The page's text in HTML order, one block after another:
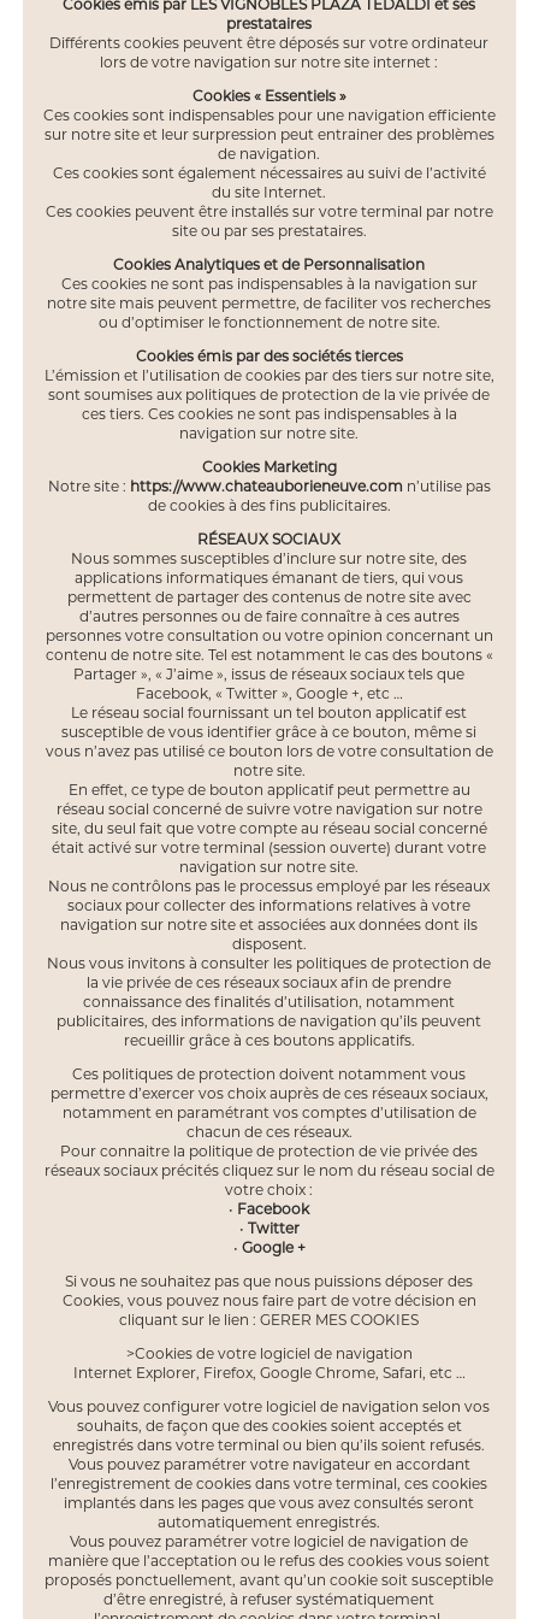
Cookies émis par LES VIGNOBLES PLAZA TEDALDI et ses
prestataires
Différents cookies peuvent être déposés sur votre ordinateur
lors de votre navigation sur notre site internet :
Cookies « Essentiels »
Ces cookies sont indispensables pour une navigation efficiente
sur notre site et leur surpression peut entrainer des problèmes
de navigation.
Ces cookies sont également nécessaires au suivi de l’activité
du site Internet.
Ces cookies peuvent être installés sur votre terminal par notre
site ou par ses prestataires.
Cookies Analytiques et de Personnalisation
Ces cookies ne sont pas indispensables à la navigation sur
notre site mais peuvent permettre, de faciliter vos recherches
ou d’optimiser le fonctionnement de notre site.
Cookies émis par des sociétés tierces
L’émission et l’utilisation de cookies par des tiers sur notre site,
sont soumises aux politiques de protection de la vie privée de
ces tiers. Ces cookies ne sont pas indispensables à la
navigation sur notre site.
Cookies Marketing
Notre site : https://www.chateauborieneuve.com n’utilise pas
de cookies à des fins publicitaires.
RÉSEAUX SOCIAUX
Nous sommes susceptibles d’inclure sur notre site, des
applications informatiques émanant de tiers, qui vous
permettent de partager des contenus de notre site avec
d’autres personnes ou de faire connaître à ces autres
personnes votre consultation ou votre opinion concernant un
contenu de notre site. Tel est notamment le cas des boutons «
Partager », « J’aime », issus de réseaux sociaux tels que
Facebook, « Twitter », Google +, etc …
Le réseau social fournissant un tel bouton applicatif est
susceptible de vous identifier grâce à ce bouton, même si
vous n’avez pas utilisé ce bouton lors de votre consultation de
notre site.
En effet, ce type de bouton applicatif peut permettre au
réseau social concerné de suivre votre navigation sur notre
site, du seul fait que votre compte au réseau social concerné
était activé sur votre terminal (session ouverte) durant votre
navigation sur notre site.
Nous ne contrôlons pas le processus employé par les réseaux
sociaux pour collecter des informations relatives à votre
navigation sur notre site et associées aux données dont ils
disposent.
Nous vous invitons à consulter les politiques de protection de
la vie privée de ces réseaux sociaux afin de prendre
connaissance des finalités d’utilisation, notamment
publicitaires, des informations de navigation qu’ils peuvent
recueillir grâce à ces boutons applicatifs.
Ces politiques de protection doivent notamment vous
permettre d’exercer vos choix auprès de ces réseaux sociaux,
notamment en paramétrant vos comptes d’utilisation de
chacun de ces réseaux.
Pour connaitre la politique de protection de vie privée des
réseaux sociaux précités cliquez sur le nom du réseau social de
votre choix :
• Facebook
•
Twitter
• Google +
Si vous ne souhaitez pas que nous puissions déposer des
Cookies, vous pouvez nous faire part de votre décision en
cliquant sur le lien : GERER MES COOKIES
>Cookies de votre logiciel de navigation
Internet Explorer, Firefox, Google Chrome, Safari, etc …
Vous pouvez configurer votre logiciel de navigation selon vos
souhaits, de façon que des cookies soient acceptés et
enregistrés dans votre terminal ou bien qu’ils soient refusés.
Vous pouvez paramétrer votre navigateur en accordant
l’enregistrement de cookies dans votre terminal, ces cookies
implantés dans les pages que vous avez consultés seront
automatiquement enregistrés.
Vous pouvez paramétrer votre logiciel de navigation de
manière que l’acceptation ou le refus des cookies vous soient
proposés ponctuellement, avant qu’un cookie soit susceptible
d’être enregistré, à refuser systématiquement